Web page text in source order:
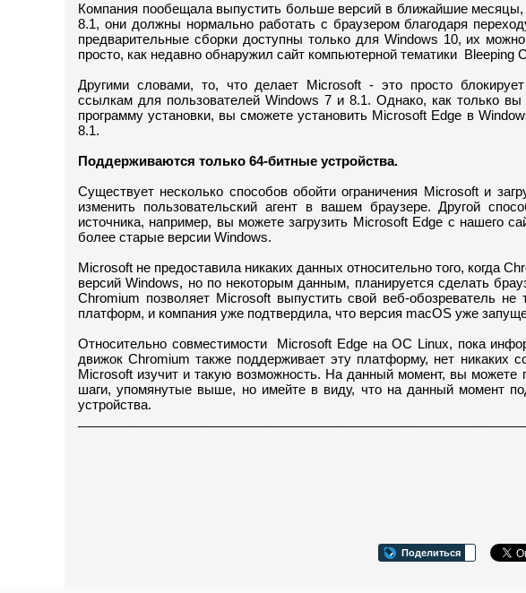
Компания пообещала выпустить больше версий в ближайшие
8.1, они должны нормально работать с браузером благодаря
предварительные сборки доступны только для Windows 10, их
просто, как недавно обнаружил сайт компьютерной тематики Bleeping
Другими словами, то, что делает Microsoft - это просто
ссылкам для пользователей Windows 7 и 8.1. Однако, как только вы
программу установки, вы сможете установить Microsoft Edge в
8.1.
Поддерживаются только 64-битные устройства.
Существует несколько способов обойти ограничения Microsoft и
изменить пользовательский агент в вашем браузере. Другой
источника, например, вы можете загрузить Microsoft Edge с нашего
более старые версии Windows.
Microsoft не предоставила никаких данных относительно того, когда
версий Windows, но по некоторым данным, планируется сделать
Chromium позволяет Microsoft выпустить свой веб-обозреватель
платформ, и компания уже подтвердила, что версия macOS уже
Относительно совместимости Microsoft Edge на ОС Linux, пока
движок Chromium также поддерживает эту платформу, нет никаких
Microsoft изучит и такую возможность. На данный момент, вы можете
шаги, упомянутые выше, но имейте в виду, что на данный момент
устройства.
Поделиться